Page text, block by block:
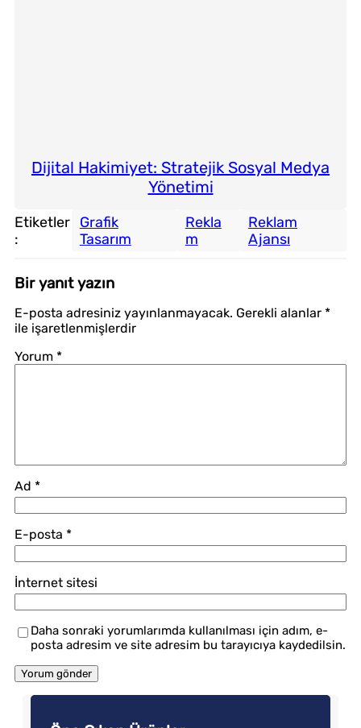
Dijital Hakimiyet: Stratejik Sosyal Medya
Yönetimi
Etiketler
:
Grafik
Tasarım
Rekla
m
Reklam
Ajansı
Bir yanıt yazın
E-posta adresiniz yayınlanmayacak. Gerekli alanlar *
ile işaretlenmişlerdir
Yorum *
Ad *
E-posta *
İnternet sitesi
Daha sonraki yorumlarımda kullanılması için adım, e-
posta adresim ve site adresim bu tarayıcıya kaydedilsin.